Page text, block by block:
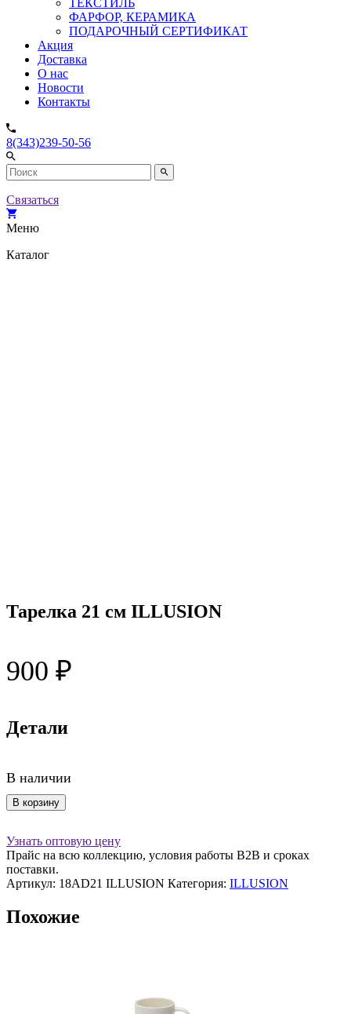
ТЕКСТИЛЬ
ФАРФОР, КЕРАМИКА
ПОДАРОЧНЫЙ СЕРТИФИКАТ
Акция
Доставка
О нас
Новости
Контакты
8(343)239-50-56
Связаться
Меню
Каталог
Тарелка 21 см ILLUSION
900 ₽
Детали
В наличии
Количество
товара
21
см
ILLUSION
В корзину
Узнать оптовую цену
Прайс на всю коллекцию, условия работы В2В и сроках
поставки.
Артикул: 18AD21 ILLUSION Категория: ILLUSION
Похожие